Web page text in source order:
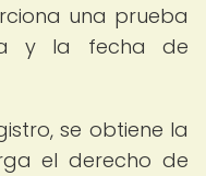
una prueba
y la fecha de
se obtiene la
el derecho de